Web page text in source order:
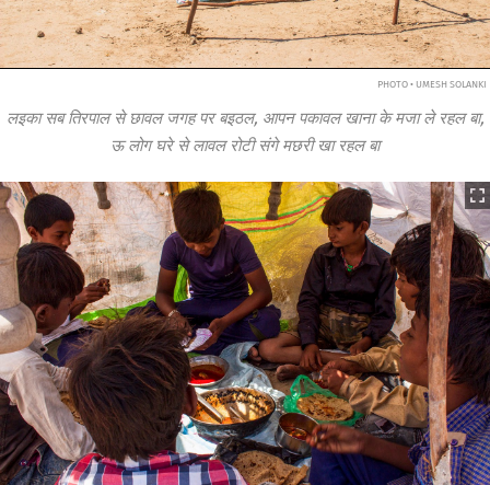
PHOTO • UMESH SOLANKI
लइका सब तिरपाल से छावल जगह पर बइठल, आपन पकावल खाना के मजा ले रहल बा,
ऊ लोग घरे से लावल रोटी संगे मछरी खा रहल बा